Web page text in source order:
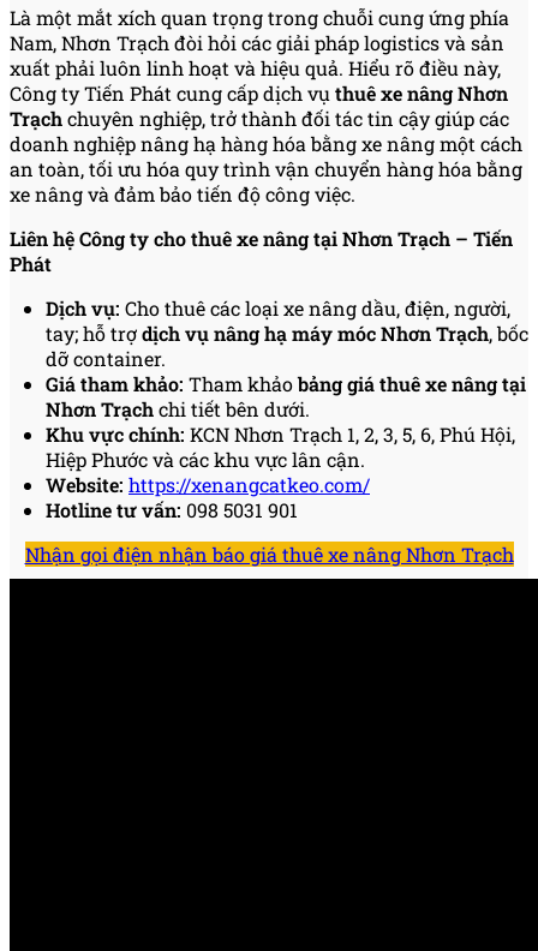
Là một mắt xích quan trọng trong chuỗi cung ứng phía
Nam, Nhơn Trạch đòi hỏi các giải pháp logistics và sản
xuất phải luôn linh hoạt và hiệu quả. Hiểu rõ điều này,
Công ty Tiến Phát cung cấp dịch vụthuê xe nâng Nhơn
Trạchchuyên nghiệp, trở thành đối tác tin cậy giúp các
doanh nghiệp nâng hạ hàng hóa bằng xe nâng một cách
an toàn, tối ưu hóa quy trình vận chuyển hàng hóa bằng
xe nâng và đảm bảo tiến độ công việc.
Liên hệ Công ty cho thuê xe nâng tại Nhơn Trạch – Tiến
Phát
Dịch vụ: Cho thuê các loại xe nâng dầu, điện, người,
tay; hỗ trợdịch vụ nâng hạ máy móc Nhơn Trạch, bốc
dỡ container.
Giá tham khảo: Tham khảobảng giá thuê xe nâng tại
Nhơn Trạchchi tiết bên dưới.
Khu vực chính: KCN Nhơn Trạch 1, 2, 3, 5, 6, Phú Hội,
Hiệp Phước và các khu vực lân cận.
Website: https://xenangcatkeo.com/
Hotline tư vấn: 098 5031 901
Nhận gọi điện nhận báo giá thuê xe nâng Nhơn Trạch